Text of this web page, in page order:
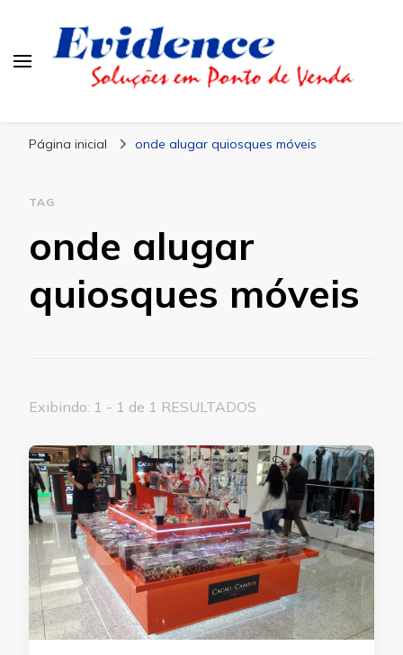
Página inicial onde alugar quiosques móveis
TAG
onde alugar
quiosques móveis
Exibindo: 1 - 1 de 1 RESULTADOS